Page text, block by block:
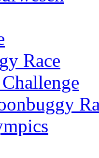
Race